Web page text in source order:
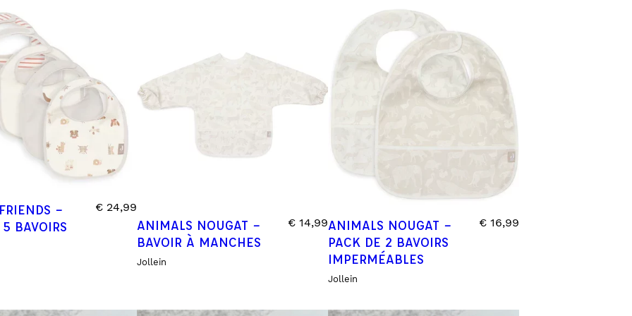
FONDS ET TOURS DE PARC
VÉHICULES
0 – 6 MOIS
6 – 12 MOIS
12 – 18 MOIS
3+ ANS
–
BAVOIRS
€ 24,99
ANIMALS NOUGAT –
BAVOIR À MANCHES
Jollein
€ 14,99ANIMALS NOUGAT –
PACK DE 2 BAVOIRS
IMPERMÉABLES
Jollein
€ 16,99